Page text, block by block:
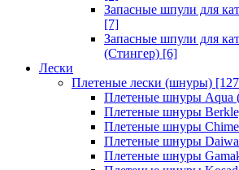
Запасные шпули для
[7]
Запасные шпули для
(Стингер) [6]
Лески
Плетеные лески (шнуры)
Плетеные шнуры Aqua
Плетеные шнуры
Плетеные шнуры
Плетеные шнуры
Плетеные шнуры